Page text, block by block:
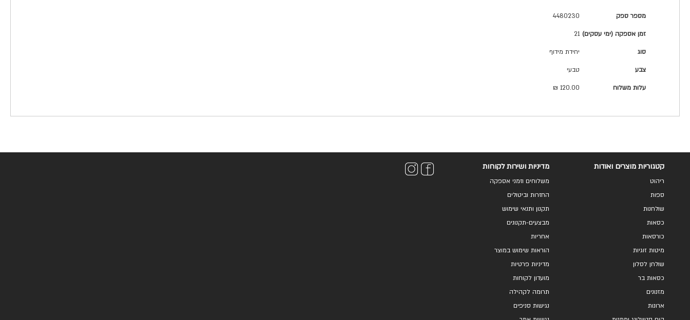
מספר ספק 4480230
זמן אספקה (ימי עסקים) 21
סוג יחידת מידוף
צבע טבעי
עלות משלוח 120.00 ₪
קטגוריות מוצרים ואודות
ריהוט
ספות
שולחנות
כסאות
כורסאות
מיטות זוגיות
שולחן לסלון
כסאות בר
מזנונים
ארונות
מדיניות ושירות לקוחות
משלוחים וזמני אספקה
החזרות וביטולים
תקנון ותנאי שימוש
מבצעים-תקנונים
אחריות
הוראות שימוש במוצר
מדיניות פרטיות
מועדון לקוחות
תרומה לקהילה
נגישות סניפים